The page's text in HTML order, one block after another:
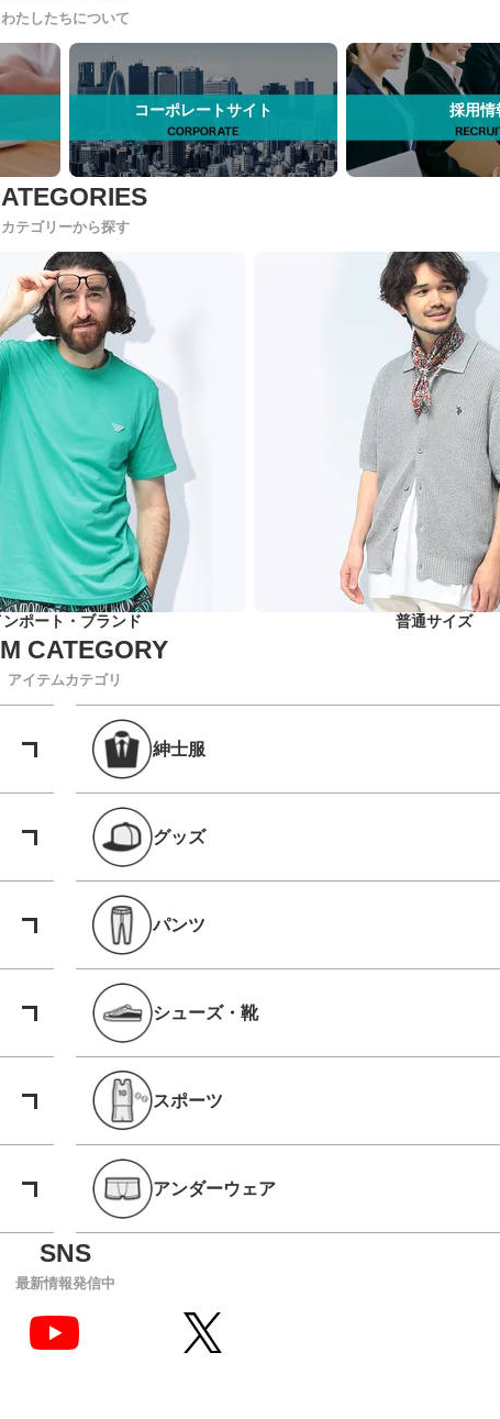
わたしたちについて
コーポレートサイト 採用情
カテゴリーから探す
ンポート・ブランド 普通サイズ
アイテムカテゴリ
紳士服
グッズ
パンツ
シューズ・靴
スポーツ
アンダーウェア
最新情報発信中